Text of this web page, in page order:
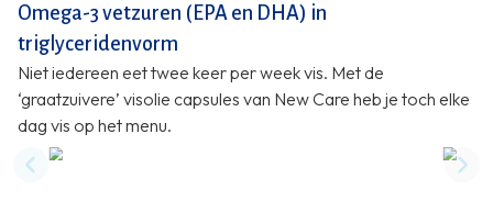
Omega-3 vetzuren (EPA en DHA) in
triglyceridenvorm
Niet iedereen eet twee keer per week vis. Met de
‘graatzuivere’ visolie capsules van New Care heb je toch elke
dag vis op het menu.
Previous slide